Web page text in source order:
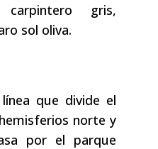
gris,
sol oliva.
que divide el
norte y
por el parque